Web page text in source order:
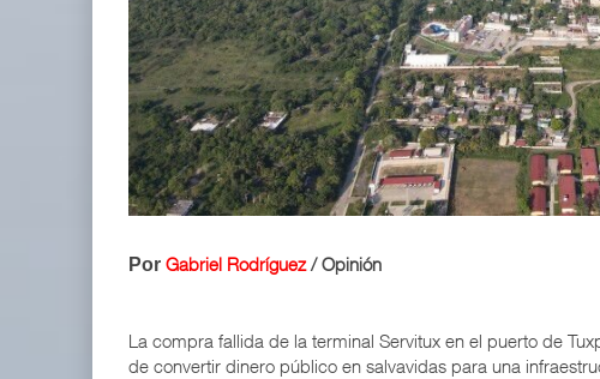
Por Gabriel Rodríguez / Opinión
La compra fallida de la terminal Servitux en el puerto de
de convertir dinero público en salvavidas para una
Corredor del Istmo destraba ramal ferroviario h
04 AGO 2026
Cruceros crecen en Caribe mientras bajan ferrys
04 AGO 2026